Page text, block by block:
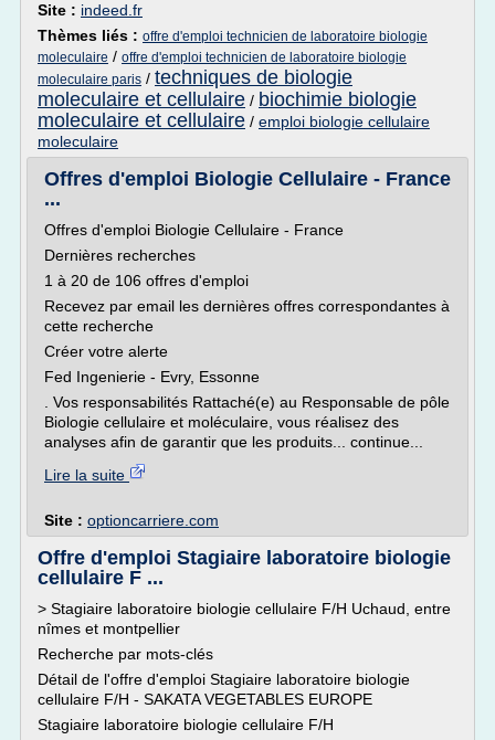
Site : indeed.fr
Thèmes liés : offre d'emploi technicien de laboratoire biologie
moleculaire / offre d'emploi technicien de laboratoire biologie
moleculaire paris / techniques de biologie
moleculaire et cellulaire / biochimie biologie
moleculaire et cellulaire / emploi biologie cellulaire
moleculaire
Offres d'emploi Biologie Cellulaire - France
...
Offres d'emploi Biologie Cellulaire - France
Dernières recherches
1 à 20 de 106 offres d'emploi
Recevez par email les dernières offres correspondantes à
cette recherche
Créer votre alerte
Fed Ingenierie - Evry, Essonne
. Vos responsabilités Rattaché(e) au Responsable de pôle
Biologie cellulaire et moléculaire, vous réalisez des
analyses afin de garantir que les produits... continue...
Lire la suite
Site : optioncarriere.com
Offre d'emploi Stagiaire laboratoire biologie
cellulaire F ...
> Stagiaire laboratoire biologie cellulaire F/H Uchaud, entre
nîmes et montpellier
Recherche par mots-clés
Détail de l'offre d'emploi Stagiaire laboratoire biologie
cellulaire F/H - SAKATA VEGETABLES EUROPE
Stagiaire laboratoire biologie cellulaire F/H